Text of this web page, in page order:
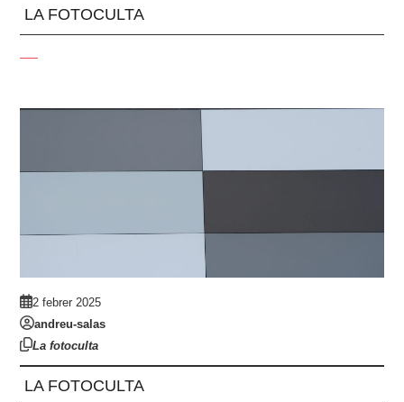
LA FOTOCULTA
2 febrer 2025
andreu-salas
La fotoculta
LA FOTOCULTA